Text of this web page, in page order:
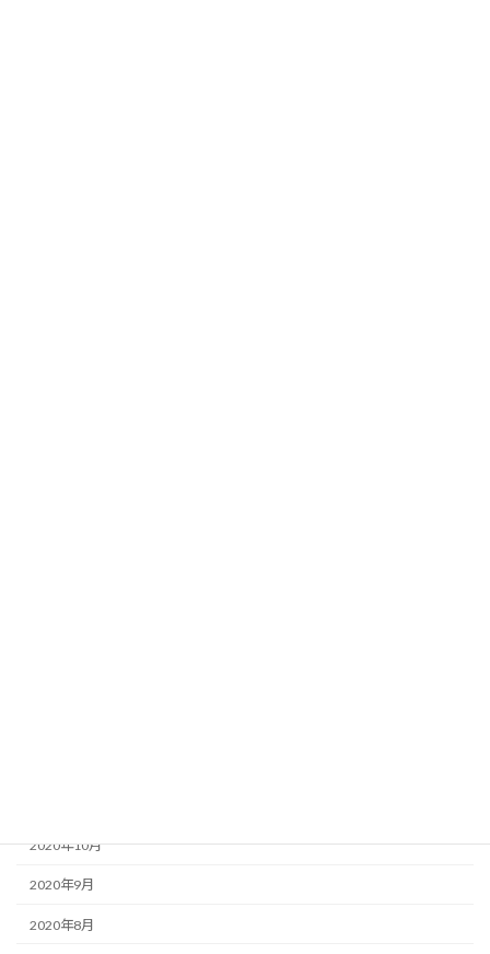
2020年10月
2020年9月
2020年8月